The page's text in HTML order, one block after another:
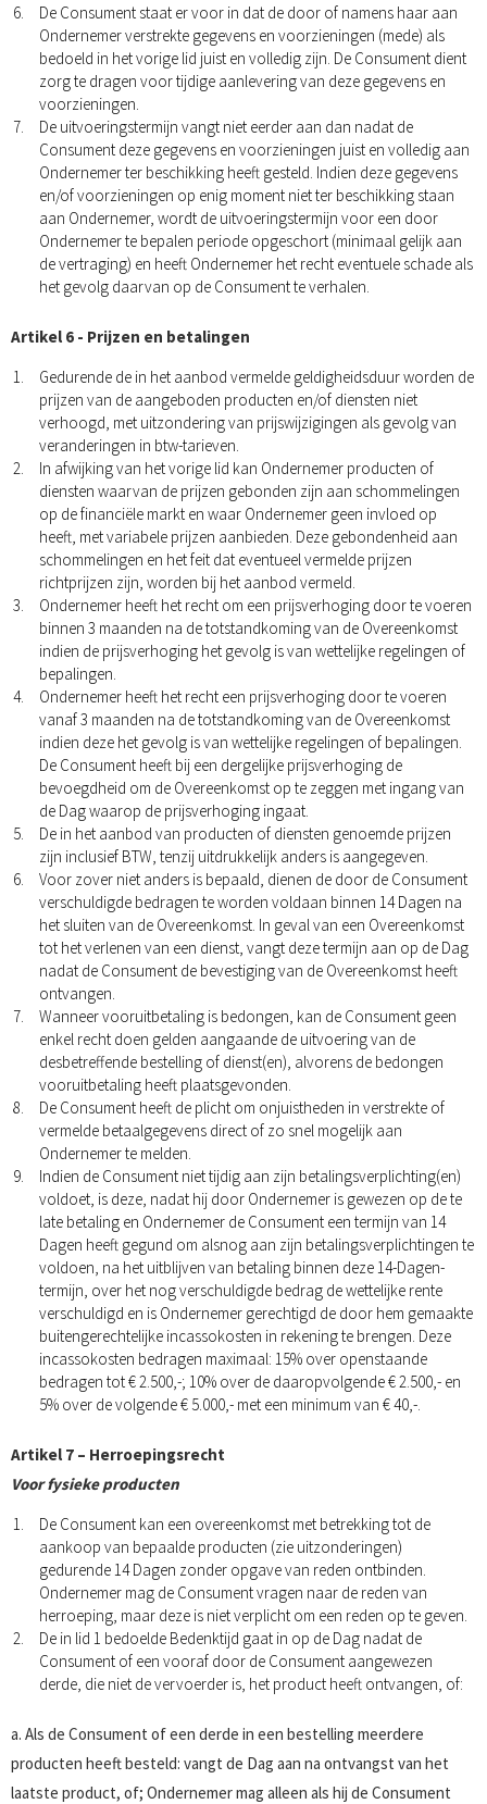
De Consument staat er voor in dat de door of namens haar aan
Ondernemer verstrekte gegevens en voorzieningen (mede) als
bedoeld in het vorige lid juist en volledig zijn. De Consument dient
zorg te dragen voor tijdige aanlevering van deze gegevens en
voorzieningen.
De uitvoeringstermijn vangt niet eerder aan dan nadat de
Consument deze gegevens en voorzieningen juist en volledig aan
Ondernemer ter beschikking heeft gesteld. Indien deze gegevens
en/of voorzieningen op enig moment niet ter beschikking staan
aan Ondernemer, wordt de uitvoeringstermijn voor een door
Ondernemer te bepalen periode opgeschort (minimaal gelijk aan
de vertraging) en heeft Ondernemer het recht eventuele schade als
het gevolg daarvan op de Consument te verhalen.
Artikel 6 - Prijzen en betalingen
Gedurende de in het aanbod vermelde geldigheidsduur worden de
prijzen van de aangeboden producten en/of diensten niet
verhoogd, met uitzondering van prijswijzigingen als gevolg van
veranderingen in btw-tarieven.
In afwijking van het vorige lid kan Ondernemer producten of
diensten waarvan de prijzen gebonden zijn aan schommelingen
op de financiële markt en waar Ondernemer geen invloed op
heeft, met variabele prijzen aanbieden. Deze gebondenheid aan
schommelingen en het feit dat eventueel vermelde prijzen
richtprijzen zijn, worden bij het aanbod vermeld.
Ondernemer heeft het recht om een prijsverhoging door te voeren
binnen 3 maanden na de totstandkoming van de Overeenkomst
indien de prijsverhoging het gevolg is van wettelijke regelingen of
bepalingen.
Ondernemer heeft het recht een prijsverhoging door te voeren
vanaf 3 maanden na de totstandkoming van de Overeenkomst
indien deze het gevolg is van wettelijke regelingen of bepalingen.
De Consument heeft bij een dergelijke prijsverhoging de
bevoegdheid om de Overeenkomst op te zeggen met ingang van
de Dag waarop de prijsverhoging ingaat.
De in het aanbod van producten of diensten genoemde prijzen
zijn inclusief BTW, tenzij uitdrukkelijk anders is aangegeven.
Voor zover niet anders is bepaald, dienen de door de Consument
verschuldigde bedragen te worden voldaan binnen 14 Dagen na
het sluiten van de Overeenkomst. In geval van een Overeenkomst
tot het verlenen van een dienst, vangt deze termijn aan op de Dag
nadat de Consument de bevestiging van de Overeenkomst heeft
ontvangen.
Wanneer vooruitbetaling is bedongen, kan de Consument geen
enkel recht doen gelden aangaande de uitvoering van de
desbetreffende bestelling of dienst(en), alvorens de bedongen
vooruitbetaling heeft plaatsgevonden.
De Consument heeft de plicht om onjuistheden in verstrekte of
vermelde betaalgegevens direct of zo snel mogelijk aan
Ondernemer te melden.
Indien de Consument niet tijdig aan zijn betalingsverplichting(en)
voldoet, is deze, nadat hij door Ondernemer is gewezen op de te
late betaling en Ondernemer de Consument een termijn van 14
Dagen heeft gegund om alsnog aan zijn betalingsverplichtingen te
voldoen, na het uitblijven van betaling binnen deze 14-Dagen-
termijn, over het nog verschuldigde bedrag de wettelijke rente
verschuldigd en is Ondernemer gerechtigd de door hem gemaakte
buitengerechtelijke incassokosten in rekening te brengen. Deze
incassokosten bedragen maximaal: 15% over openstaande
bedragen tot € 2.500,-; 10% over de daaropvolgende € 2.500,- en
5% over de volgende € 5.000,- met een minimum van € 40,-.
Artikel 7 – Herroepingsrecht
Voor fysieke producten
De Consument kan een overeenkomst met betrekking tot de
aankoop van bepaalde producten (zie uitzonderingen)
gedurende 14 Dagen zonder opgave van reden ontbinden.
Ondernemer mag de Consument vragen naar de reden van
herroeping, maar deze is niet verplicht om een reden op te geven.
De in lid 1 bedoelde Bedenktijd gaat in op de Dag nadat de
Consument of een vooraf door de Consument aangewezen
derde, die niet de vervoerder is, het product heeft ontvangen, of:
a. Als de Consument of een derde in een bestelling meerdere
producten heeft besteld: vangt de Dag aan na ontvangst van het
laatste product, of; Ondernemer mag alleen als hij de Consument